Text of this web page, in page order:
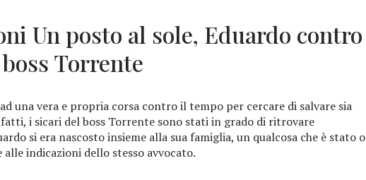
Un posto al sole, Eduardo contro
Torrente
una vera e propria corsa contro il tempo per cercare di salvare sia
i sicari del boss Torrente sono stati in grado di ritrovare
si era nascosto insieme alla sua famiglia, un qualcosa che è stato o
alle indicazioni dello stesso avvocato.